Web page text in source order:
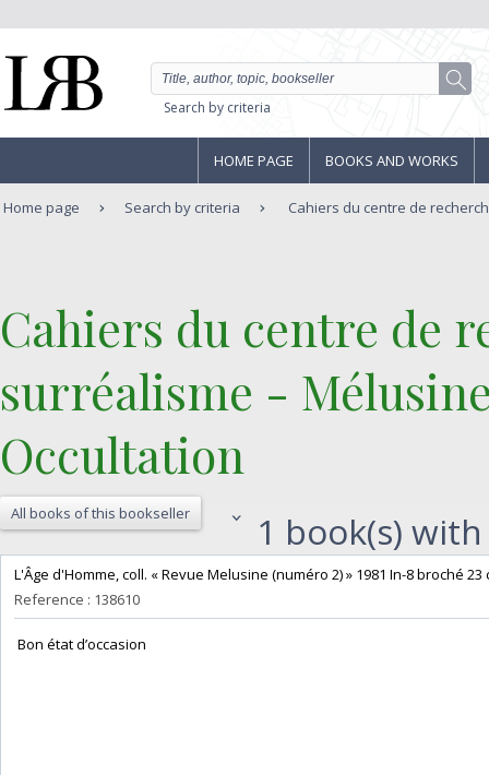
Search by criteria
HOME PAGE BOOKS AND WORKS
Home page Search by criteria Cahiers du centre de
‎Cahiers du centre de
surréalisme -
Occultation ‎
All books of this bookseller 1 book(s)
‎L'Âge d'Homme, coll. « Revue Melusine (numéro 2) » 1981 In-8 broché
Reference : 138610
‎ Bon état d’occasion ‎